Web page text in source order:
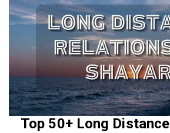
Top 50+ Long Distance